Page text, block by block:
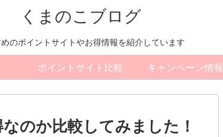
くまのこブログ
のポイントサイトやお得情報を紹介しています
ポイントサイト比較 キャンペーン情報
のか比較してみました！